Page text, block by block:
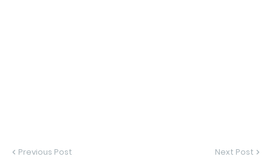
Previous Post Next Post